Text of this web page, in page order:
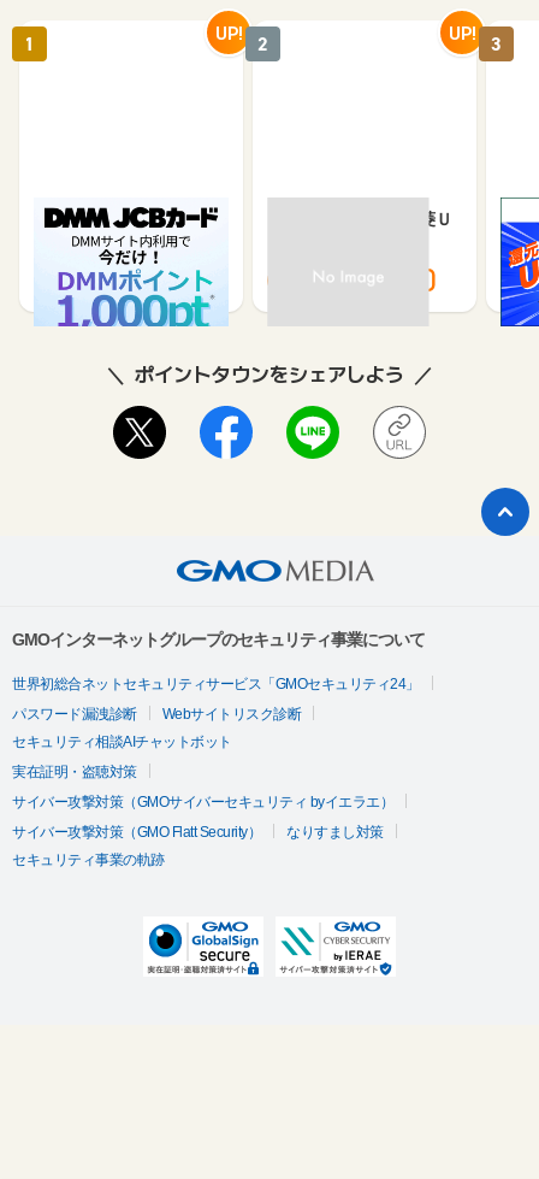
DMM JCBカード（発
3,000 5,500
1 UP!
【過去最高還元】三菱Ｕ
8,000 12,000
2 UP!
※合
※【
シ
3
ポイントタウンをシェアしよう
GMOインターネットグループのセキュリティ事業について
世界初総合ネットセキュリティサービス「GMOセキュリティ24」
パスワード漏洩診断
Webサイトリスク診断
セキュリティ相談AIチャットボット
実在証明・盗聴対策
サイバー攻撃対策（GMOサイバーセキュリティ byイエラエ）
サイバー攻撃対策（GMO Flatt Security）
なりすまし対策
セキュリティ事業の軌跡